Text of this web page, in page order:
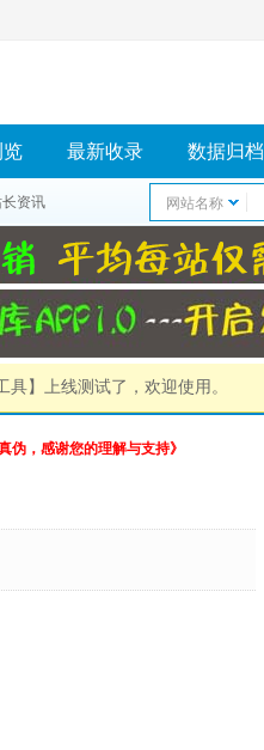
览 最新收录 数据归档
资讯 网站名称
具】 上线测试了，欢迎使用。
伪，感谢您的理解与支持》